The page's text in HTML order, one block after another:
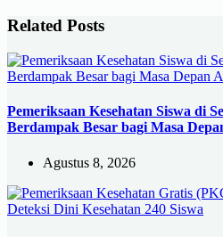
Related Posts
Pemeriksaan Kesehatan Siswa di
Berdampak Besar bagi Masa
Agustus 8, 2026